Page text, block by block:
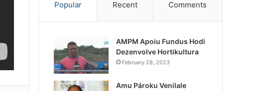
Popular Recent Comments
AMPM Apoiu Fundus Hodi
Dezenvolve Hortikultura
February 28, 2023
Amu Pároku Venilale